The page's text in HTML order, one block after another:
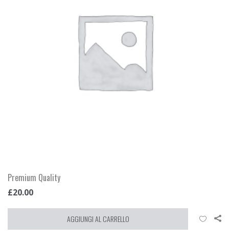
Premium Quality
£20.00
AGGIUNGI AL CARRELLO